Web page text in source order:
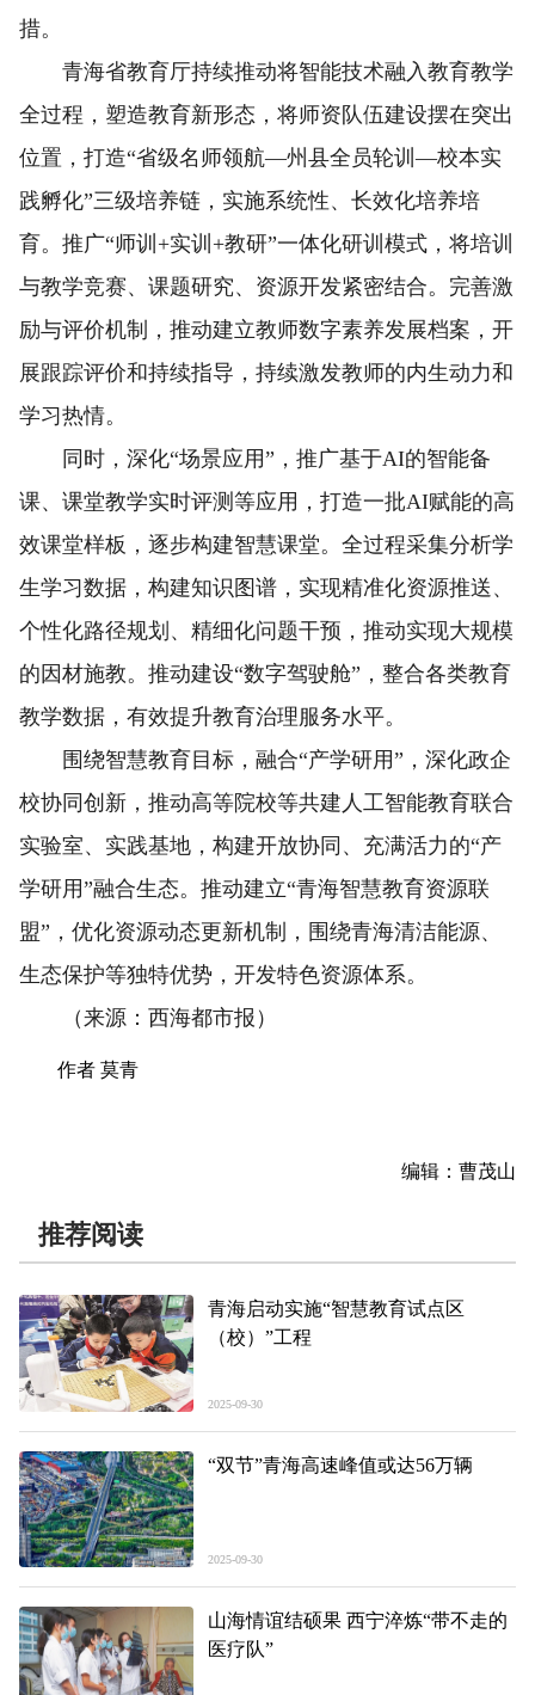
措。
青海省教育厅持续推动将智能技术融入教育教学
全过程，塑造教育新形态，将师资队伍建设摆在突出
位置，打造“省级名师领航—州县全员轮训—校本实
践孵化”三级培养链，实施系统性、长效化培养培
育。推广“师训+实训+教研”一体化研训模式，将培训
与教学竞赛、课题研究、资源开发紧密结合。完善激
励与评价机制，推动建立教师数字素养发展档案，开
展跟踪评价和持续指导，持续激发教师的内生动力和
学习热情。
同时，深化“场景应用”，推广基于AI的智能备
课、课堂教学实时评测等应用，打造一批AI赋能的高
效课堂样板，逐步构建智慧课堂。全过程采集分析学
生学习数据，构建知识图谱，实现精准化资源推送、
个性化路径规划、精细化问题干预，推动实现大规模
的因材施教。推动建设“数字驾驶舱”，整合各类教育
教学数据，有效提升教育治理服务水平。
围绕智慧教育目标，融合“产学研用”，深化政企
校协同创新，推动高等院校等共建人工智能教育联合
实验室、实践基地，构建开放协同、充满活力的“产
学研用”融合生态。推动建立“青海智慧教育资源联
盟”，优化资源动态更新机制，围绕青海清洁能源、
生态保护等独特优势，开发特色资源体系。
（来源：西海都市报）
作者 莫青
编辑：曹茂山
推荐阅读
青海启动实施“智慧教育试点区
（校）”工程
2025-09-30
“双节”青海高速峰值或达56万辆
2025-09-30
山海情谊结硕果 西宁淬炼“带不走的
医疗队”